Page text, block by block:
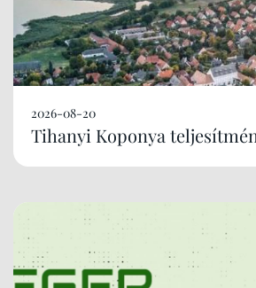
2026-08-20
Tihanyi Koponya